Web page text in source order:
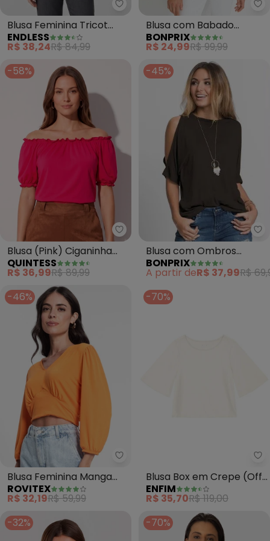
Endless - Blusa Feminina
Blusa Feminina Tricot
Decote Canoa (Off
White)
ENDLESS
R$ 38,24R$ 84,99
Blusa com Babado
(Zebra Laranja)
BONPRIX
R$ 24,99R$ 99,99
-58%
Quintess - Blusa (Pink)
Blusa (Pink) Ciganinha
com Franzidos
QUINTESS
R$ 36,99R$ 89,99
-45%
Blusa com Ombros
Vazados (Preta)
BONPRIX
A partir deR$ 37,99R$
-46%
Rovitex - Blusa Feminina
Blusa Feminina Manga
3/4 (Laranja)
ROVITEX
R$ 32,19R$ 59,99
-70%
Blusa Box em Crepe (Off
White)
ENFIM
R$ 35,70R$ 119,00
-32%
-70%